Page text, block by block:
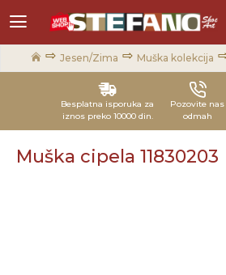
Jesen/Zima Muška kolekcija
Besplatna isporuka za
iznos preko 10000 din.
Pozovite nas
odmah
Muška cipela 11830203